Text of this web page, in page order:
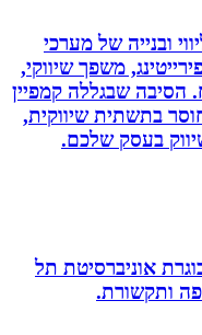
ובנייה של מערכי
משפך שיווקי,
שבגללה קמפיין
בתשתית שיווקית,
בעסק שלכם.
אוניברסיטת תל
ותקשורת.